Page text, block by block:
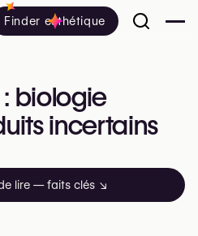
Finder esthétique
: biologie
incertains
lire — faits clés ↘